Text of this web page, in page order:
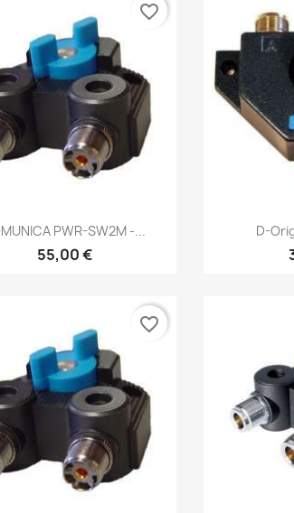
Vista rápida
PWR-SW2M -...
55,00 €
favorite_border

D-
favorite_border